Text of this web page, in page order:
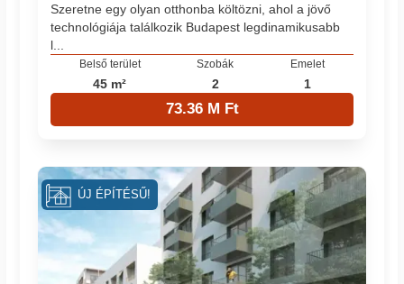
Szeretne egy olyan otthonba költözni, ahol a jövő
technológiája találkozik Budapest legdinamikusabb
l...
Belső terület
45 m²
Szobák
2
Emelet
1
73.36 M Ft
ÚJ ÉPÍTÉSŰ!